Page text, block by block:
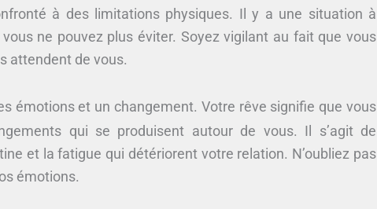
à des limitations physiques. Il y a une situation à
ne pouvez plus éviter. Soyez vigilant au fait que vous
attendent de vous.
émotions et un changement. Votre rêve signifie que vous
qui se produisent autour de vous. Il s’agit de
et la fatigue qui détériorent votre relation. N’oubliez pas
émotions.